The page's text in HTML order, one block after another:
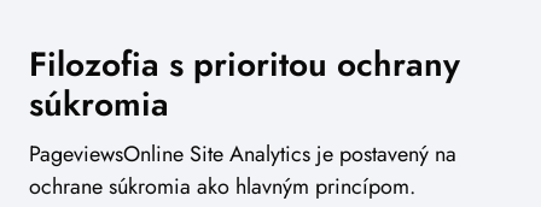
Filozofia s prioritou ochrany
súkromia
PageviewsOnline Site Analytics je postavený na
ochrane súkromia ako hlavným princípom.